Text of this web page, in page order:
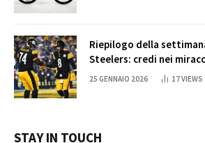
Riepilogo della
Steelers: credi nei
25 GENNAIO 2026 17VIEWS
STAY IN TOUCH